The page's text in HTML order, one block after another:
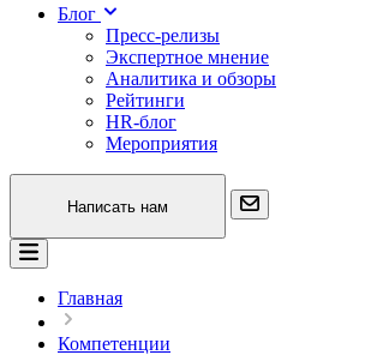
Блог
Пресс-релизы
Экспертное мнение
Аналитика и обзоры
Рейтинги
HR-блог
Мероприятия
Написать нам
Главная
Компетенции